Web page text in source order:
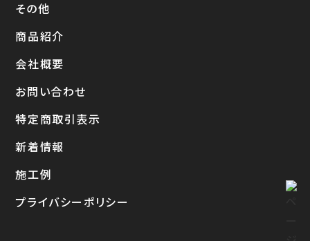
その他
商品紹介
会社概要
お問い合わせ
特定商取引表示
新着情報
施工例
プライバシーポリシー